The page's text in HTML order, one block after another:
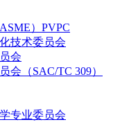
）PVPC
技术委员会
会
会（SAC/TC 309）
专业委员会